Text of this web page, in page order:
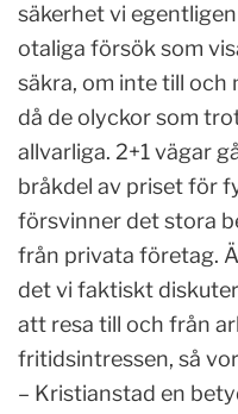
säkerhet vi
otaliga försök som
säkra, om inte till och
då de olyckor som
allvarliga. 2+1 vägar
bråkdel av priset för
försvinner det stora
från privata företag.
det vi faktiskt
att resa till och från
fritidsintressen, så
– Kristianstad en